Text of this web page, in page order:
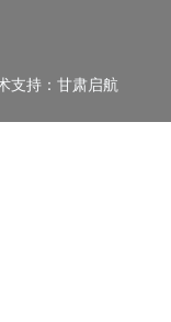
支持： 甘肃启航